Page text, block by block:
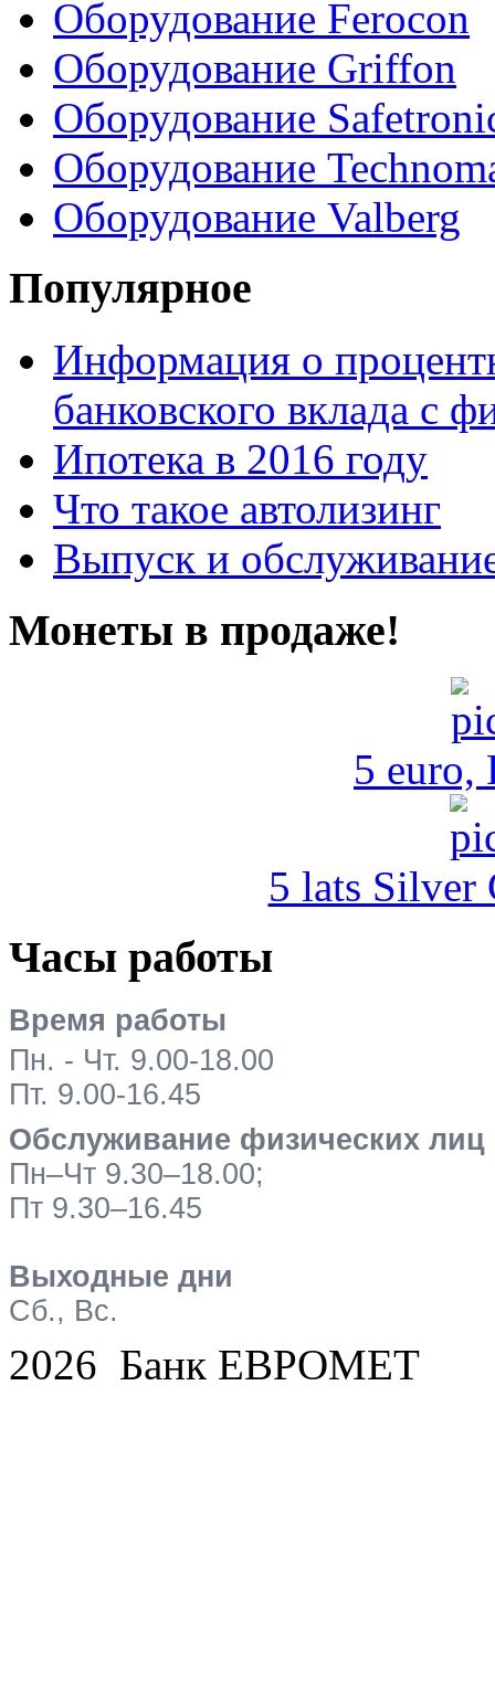
Оборудование Ferocon
Оборудование Griffon
Оборудование
Оборудование
Оборудование Valberg
Популярное
Информация о
банковского вклада с
Ипотека в 2016 году
Что такое автолизинг
Выпуск и
Монеты в продаже!
5 euro,
5 lats Silver
Часы работы
Время работы
Пн. - Чт. 9.00-18.00
Пт. 9.00-16.45
Обслуживание физических лиц
Пн–Чт 9.30–18.00;
Пт 9.30–16.45
Выходные дни
Сб., Вс.
2026 Банк ЕВРОМЕТ